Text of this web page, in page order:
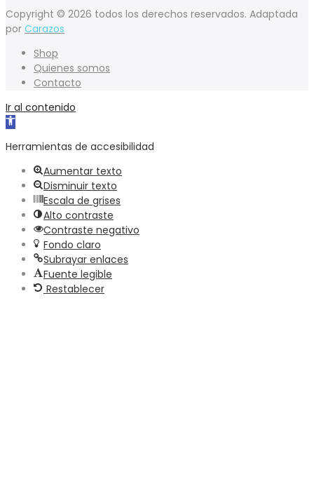
Copyright © 2026 todos los derechos reservados. Adaptada
por Carazos
Shop
Quienes somos
Contacto
Ir al contenido
Abrir
de
herramientas
Herramientas de accesibilidad
Aumentar texto
Disminuir texto
Escala de grises
Alto contraste
Contraste negativo
Fondo claro
Subrayar enlaces
Fuente legible
Restablecer